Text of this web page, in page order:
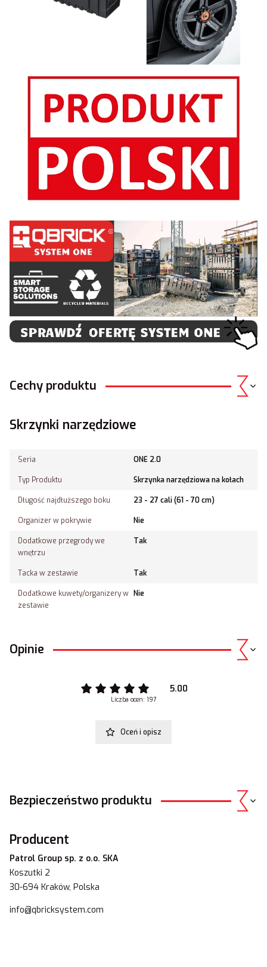
Cechy produktu
Skrzynki narzędziowe
Seria ONE 2.0
Typ Produktu Skrzynka narzędziowa na kołach
Długość najdłuższego boku 23 - 27 cali (61 - 70 cm)
Organizer w pokrywie Nie
Dodatkowe przegrody we
wnętrzu
Tak
Tacka w zestawie Tak
Dodatkowe kuwety/organizery w
zestawie
Nie
Opinie
5.00
Liczba ocen: 197
Oceń i opisz
Bezpieczeństwo produktu
Producent
Patrol Group sp. z o.o. SKA
Koszutki 2
30-694 Kraków, Polska
info@qbricksystem.com